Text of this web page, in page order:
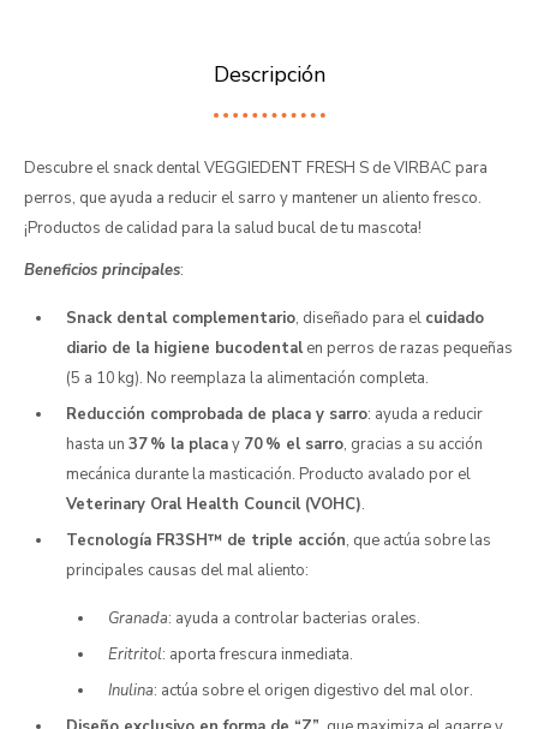
Descripción
Descubre el snack dental VEGGIEDENT FRESH S de VIRBAC para
perros, que ayuda a reducir el sarro y mantener un aliento fresco.
¡Productos de calidad para la salud bucal de tu mascota!
Beneficios principales:
Snack dental complementario, diseñado para el cuidado
diario de la higiene bucodentalen perros de razas pequeñas
(5 a 10 kg). No reemplaza la alimentación completa.
Reducción comprobada de placa y sarro: ayuda a reducir
hasta un 37 % la placay 70 % el sarro, gracias a su acción
mecánica durante la masticación. Producto avalado por el
Veterinary Oral Health Council (VOHC).
Tecnología FR3SH™ de triple acción, que actúa sobre las
principales causas del mal aliento:
Granada: ayuda a controlar bacterias orales.
Eritritol: aporta frescura inmediata.
Inulina: actúa sobre el origen digestivo del mal olor.